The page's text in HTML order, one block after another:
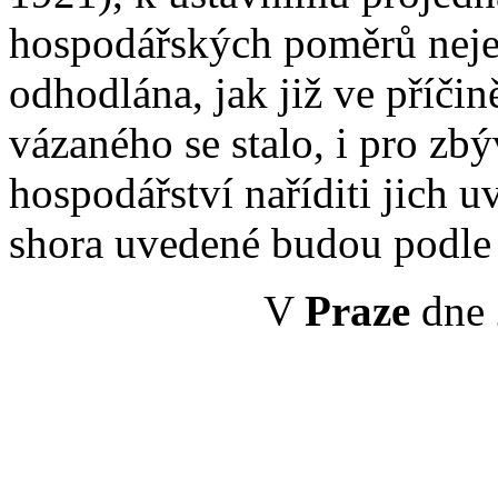
hospodářských poměrů
odhodlána, jak již ve
vázaného se stalo, i pro
hospodářství naříditi jich
shora uvedené budou
V Prazedne